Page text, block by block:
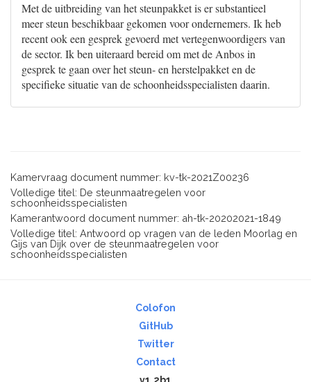
Met de uitbreiding van het steunpakket is er substantieel
meer steun beschikbaar gekomen voor ondernemers. Ik heb
recent ook een gesprek gevoerd met vertegenwoordigers van
de sector. Ik ben uiteraard bereid om met de Anbos in
gesprek te gaan over het steun- en herstelpakket en de
specifieke situatie van de schoonheidsspecialisten daarin.
Kamervraag document nummer: kv-tk-2021Z00236
Volledige titel: De steunmaatregelen voor
schoonheidsspecialisten
Kamerantwoord document nummer: ah-tk-20202021-1849
Volledige titel: Antwoord op vragen van de leden Moorlag en
Gijs van Dijk over de steunmaatregelen voor
schoonheidsspecialisten
Colofon
GitHub
Twitter
Contact